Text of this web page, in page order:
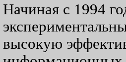
Начиная с 1994
высокую